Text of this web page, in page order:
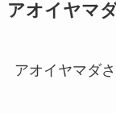
アオイヤマ
アオイヤマダ